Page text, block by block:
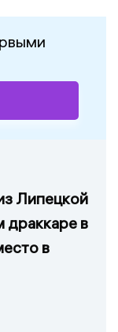
Липецкой
в
в